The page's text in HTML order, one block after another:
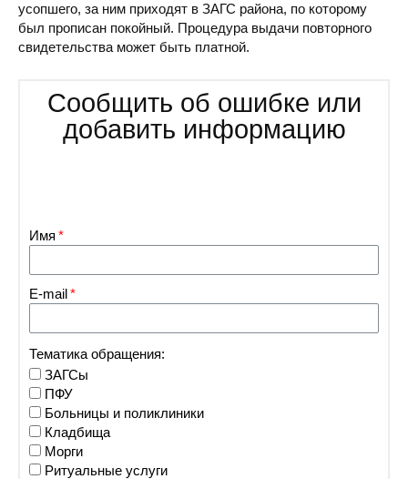
усопшего, за ним приходят в ЗАГС района, по которому
был прописан покойный. Процедура выдачи повторного
свидетельства может быть платной.
Сообщить об ошибке или
добавить информацию
Имя
E-mail
Тематика обращения:
ЗАГСы
ПФУ
Больницы и поликлиники
Кладбища
Морги
Ритуальные услуги